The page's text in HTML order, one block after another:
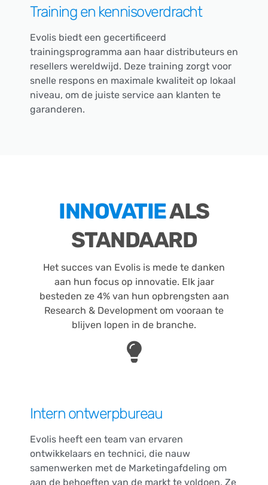
Training en kennisoverdracht
Evolis biedt een gecertificeerd
trainingsprogramma aan haar distributeurs en
resellers wereldwijd. Deze training zorgt voor
snelle respons en maximale kwaliteit op lokaal
niveau, om de juiste service aan klanten te
garanderen.
INNOVATIEALS
STANDAARD
Het succes van Evolis is mede te danken
aan hun focus op innovatie. Elk jaar
besteden ze 4% van hun opbrengsten aan
Research & Development om vooraan te
blijven lopen in de branche.
Intern ontwerpbureau
Evolis heeft een team van ervaren
ontwikkelaars en technici, die nauw
samenwerken met de Marketingafdeling om
aan de behoeften van de markt te voldoen. Ze